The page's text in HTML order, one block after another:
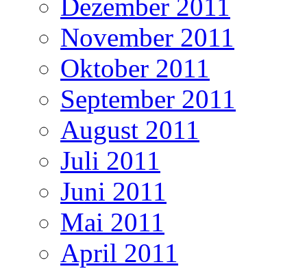
Dezember 2011
November 2011
Oktober 2011
September 2011
August 2011
Juli 2011
Juni 2011
Mai 2011
April 2011